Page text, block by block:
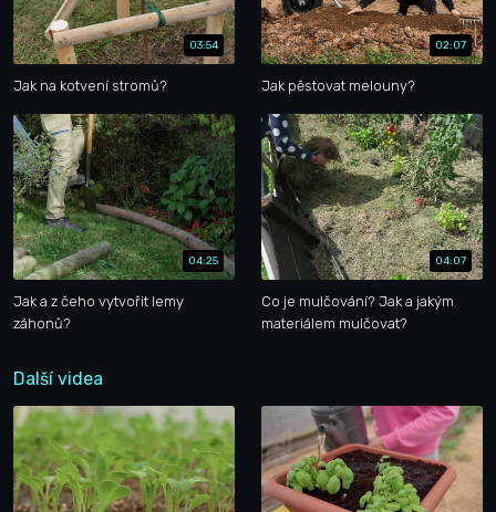
03:54
Jak na kotvení stromů?
02:07
Jak pěstovat melouny?
04:25
Jak a z čeho vytvořit lemy
záhonů?
04:07
Co je mulčování? Jak a jakým
materiálem mulčovat?
Další videa